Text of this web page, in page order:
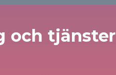
och tjänster